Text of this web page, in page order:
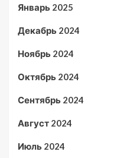
Январь 2025
Декабрь 2024
Ноябрь 2024
Октябрь 2024
Сентябрь 2024
Август 2024
Июль 2024